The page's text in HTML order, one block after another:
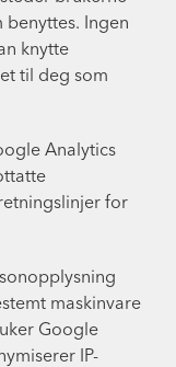
benyttes. Ingen
knytte
til deg som
Analytics
for
maskinvare
Google
IP-